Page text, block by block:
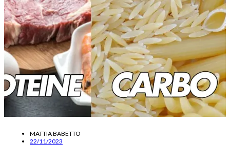
MATTIA BABETTO
22/11/2023